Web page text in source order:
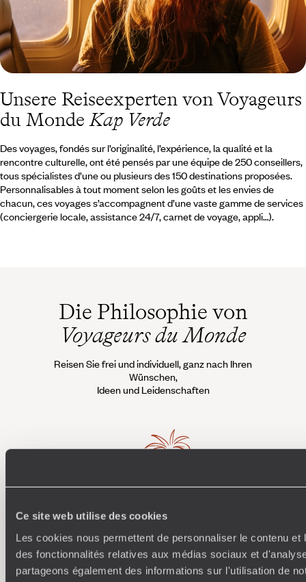
Ce site web utilise des cookies
Les cookies nous permettent de personnaliser le contenu et
des fonctionnalités relatives aux médias sociaux et
partageons également des informations sur l'utilisation de
Unsere Reiseexperten von Voyageurs
du MondeKap Verde
Des voyages, fondés sur l’originalité, l’expérience, la qualité et la
rencontre culturelle, ont été pensés par une équipe de 250 conseillers,
tous spécialistes d’une ou plusieurs des 150 destinations proposées.
Personnalisables à tout moment selon les goûts et les envies de
chacun, ces voyages s’accompagnent d’une vaste gamme de services
(conciergerie locale, assistance 24/7, carnet de voyage, appli…).
Die Philosophie von
Voyageurs du Monde
Reisen Sie frei und individuell, ganz nach Ihren
Wünschen,
Ideen und Leidenschaften
Wohin ich will
250 Reiseexperten, spezialisiert auf bestimmte Länder
und Regionen: Sie sind Ästheten mit unendlich vielen